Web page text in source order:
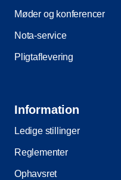
Møder og konferencer
Nota-service
Pligtaflevering
Information
Ledige stillinger
Reglementer
Ophavsret